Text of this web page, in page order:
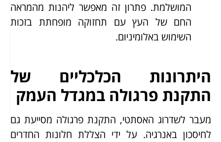
המושלמת. פתרון זה מאפשר ליהנות מהמראה
החם של העץ עם תחזוקה מופחתת בזכות
השימוש באלומיניום.
היתרונות הכלכליים של
התקנת פרגולה במגדל העמק
מעבר לשדרוג האסתטי, התקנת פרגולה מסייעת גם
לחיסכון באנרגיה. על ידי הצללת חלונות החדרים